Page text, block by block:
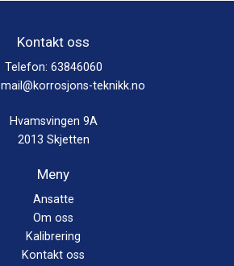
Kontakt oss
Telefon: 63846060
mail@korrosjons-teknikk.no
Hvamsvingen 9A
2013 Skjetten
Meny
Ansatte
Om oss
Kalibrering
Kontakt oss